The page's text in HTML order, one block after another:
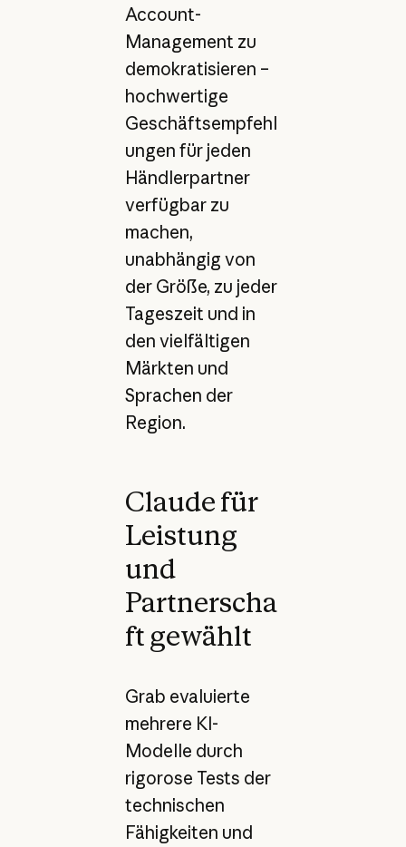
Account-
Management zu
demokratisieren –
hochwertige
Geschäftsempfehl
ungen für jeden
Händlerpartner
verfügbar zu
machen,
unabhängig von
der Größe, zu jeder
Tageszeit und in
den vielfältigen
Märkten und
Sprachen der
Region.
Claude für
Leistung
und
Partnerscha
ft gewählt
Grab evaluierte
mehrere KI-
Modelle durch
rigorose Tests der
technischen
Fähigkeiten und